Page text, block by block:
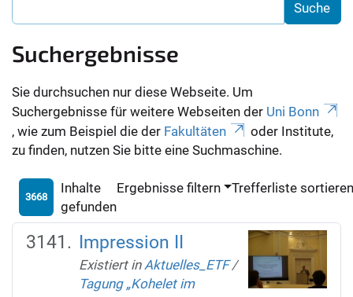
Suchergebnisse
Sie durchsuchen nur diese Webseite. Um
Suchergebnisse für weitere Webseiten der Uni Bonn
, wie zum Beispiel die der Fakultäten
oder Institute,
zu finden, nutzen Sie bitte eine Suchmaschine.
3668
Inhalte
gefunden
Ergebnisse filtern Trefferliste
Impression II
Existiert in Aktuelles_ETF /
Tagung „Kohelet im